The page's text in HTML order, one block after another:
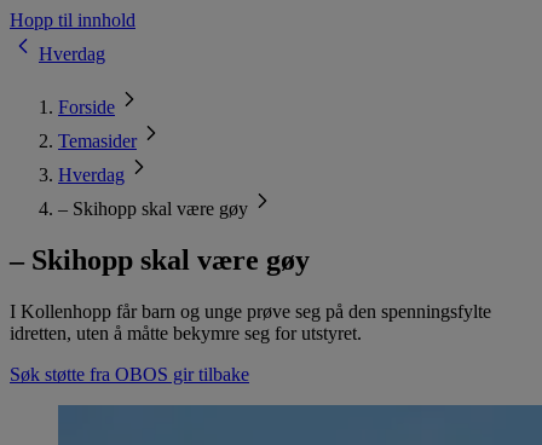
Hopp til innhold
Hverdag
Forside
Temasider
Hverdag
– Skihopp skal være gøy
– Skihopp skal være gøy
I Kollenhopp får barn og unge prøve seg på den spenningsfylte
idretten, uten å måtte bekymre seg for utstyret.
Søk støtte fra OBOS gir tilbake